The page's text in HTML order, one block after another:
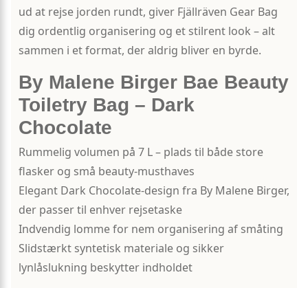
ud at rejse jorden rundt, giver Fjällräven Gear Bag
dig ordentlig organisering og et stilrent look – alt
sammen i et format, der aldrig bliver en byrde.
By Malene Birger Bae Beauty
Toiletry Bag – Dark
Chocolate
Rummelig volumen på 7 L – plads til både store
flasker og små beauty-musthaves
Elegant Dark Chocolate-design fra By Malene Birger,
der passer til enhver rejsetaske
Indvendig lomme for nem organisering af småting
Slidstærkt syntetisk materiale og sikker
lynlåslukning beskytter indholdet